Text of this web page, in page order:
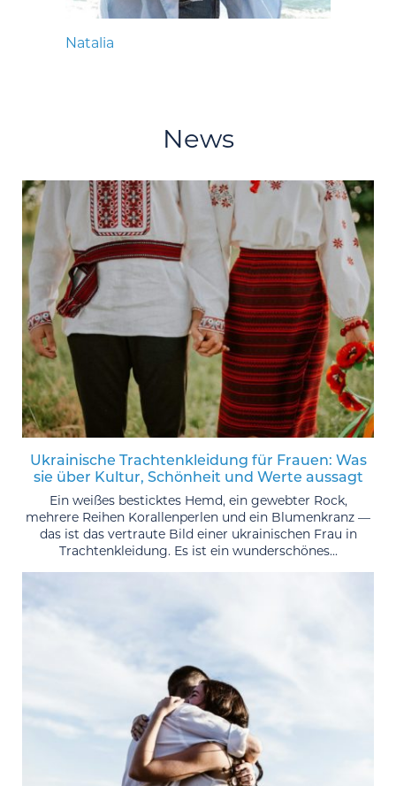
Natalia
News
Ukrainische Trachtenkleidung für Frauen: Was
sie über Kultur, Schönheit und Werte aussagt
Ein weißes besticktes Hemd, ein gewebter Rock,
mehrere Reihen Korallenperlen und ein Blumenkranz —
das ist das vertraute Bild einer ukrainischen Frau in
Trachtenkleidung. Es ist ein wunderschönes...